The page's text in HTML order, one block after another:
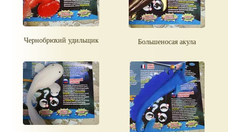
Чернобрюхий удильщик Большеносая акула